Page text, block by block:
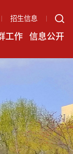
招生信息
工作 信息公开